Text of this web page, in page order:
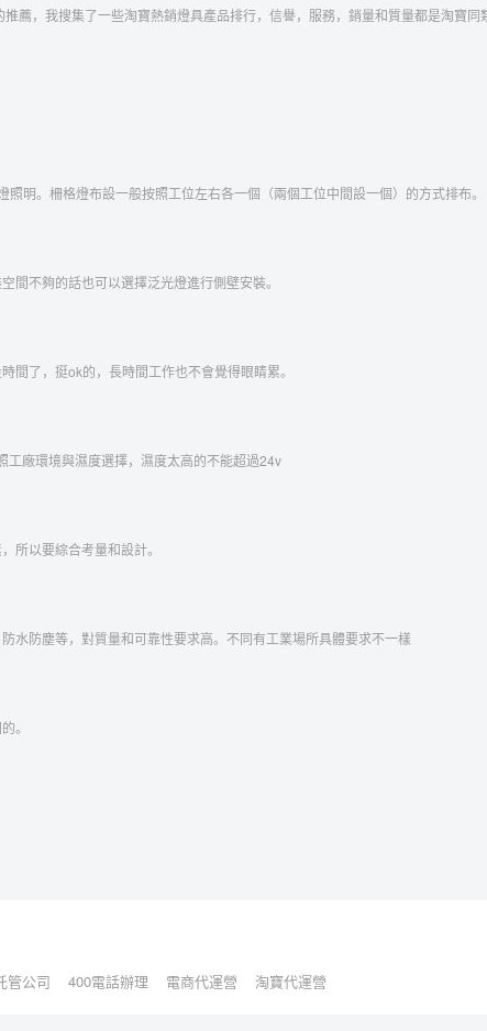
薦，我搜集了一些淘寶熱銷燈具產品排行，信譽，服務，銷量和質量都是淘寶
明。柵格燈布設一般按照工位左右各一個（兩個工位中間設一個）的方式排布。
間不夠的話也可以選擇泛光燈進行側壁安裝。
間了，挺ok的，長時間工作也不會覺得眼睛累。
廠環境與濕度選擇，濕度太高的不能超過24v
所以要綜合考量和設計。
水防塵等，對質量和可靠性要求高。不同有工業場所具體要求不一樣
。
管公司 400電話辦理 電商代運營 淘寶代運營